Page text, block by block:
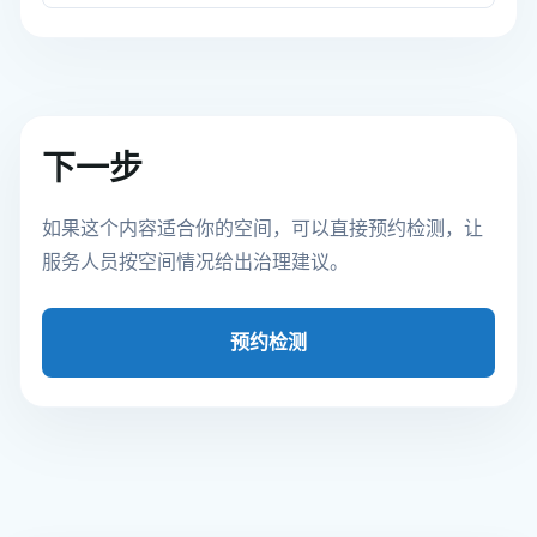
下一步
如果这个内容适合你的空间，可以直接预约检测，让
服务人员按空间情况给出治理建议。
预约检测